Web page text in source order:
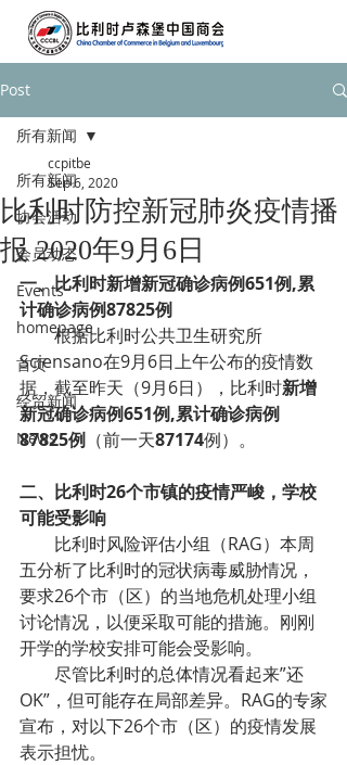
Post
所有新闻
协会活动
会员动态
Events
homepage
首页
经贸新闻
News
所有新闻
比利时防控新冠肺炎疫情播
报 2020年9月6日
ccpitbe
Sep 6, 2020
一、比利时新增新冠确诊病例651例,累
计确诊病例87825例
        根据比利时公共卫生研究所
Sciensano在9月6日上午公布的疫情数
据，截至昨天（9月6日），比利时新增
新冠确诊病例651例,累计确诊病例
87825例 （前一天87174例）。
二、比利时26个市镇的疫情严峻，学校
可能受影响
五分析了比利时的冠状病毒威胁情况，
要求26个市（区）的当地危机处理小组
讨论情况，以便采取可能的措施。刚刚
开学的学校安排可能会受影响。
OK”，但可能存在局部差异。RAG的专家
宣布，对以下26个市（区）的疫情发展
表示担忧。